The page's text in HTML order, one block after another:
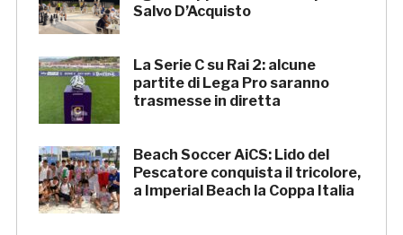
Salvo D’Acquisto
La Serie C su Rai 2: alcune
partite di Lega Pro saranno
trasmesse in diretta
Beach Soccer AiCS: Lido del
Pescatore conquista il tricolore,
a Imperial Beach la Coppa Italia